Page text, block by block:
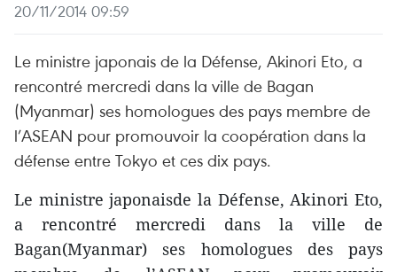
20/11/2014 09:59
Le ministre japonais de la Défense, Akinori Eto, a
rencontré mercredi dans la ville de Bagan
(Myanmar) ses homologues des pays membre de
l’ASEAN pour promouvoir la coopération dans la
défense entre Tokyo et ces dix pays.
Le ministre japonaisde la Défense, Akinori Eto,
a rencontré mercredi dans la ville de
Bagan(Myanmar) ses homologues des pays